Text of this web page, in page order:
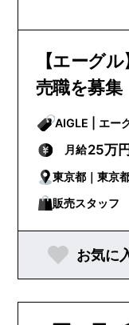
【エーグ
売職を募集
AIGLE | エ
月給25万
東京都｜東京
販売スタッフ
お気に